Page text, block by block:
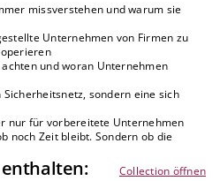
missverstehen und warum sie
Unternehmen von Firmen zu
und woran Unternehmen
sondern eine sich
nur für vorbereitete Unternehmen
noch Zeit bleibt. Sondern ob die
Collection öffnen